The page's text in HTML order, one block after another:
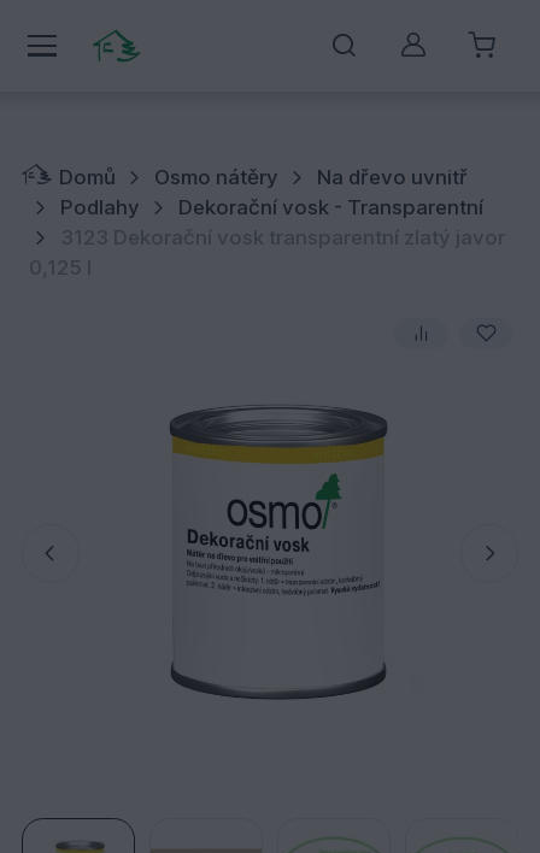
Můj účet
Domů Osmo nátěry
Na dřevo uvnitř
Podlahy
Dekorační vosk - Transparentní
3123 Dekorační vosk transparentní zlatý javor
0,125 l